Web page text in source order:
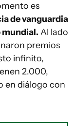
es
de vanguardia
mundial. Al lado
premios
infinito,
2.000,
en diálogo con